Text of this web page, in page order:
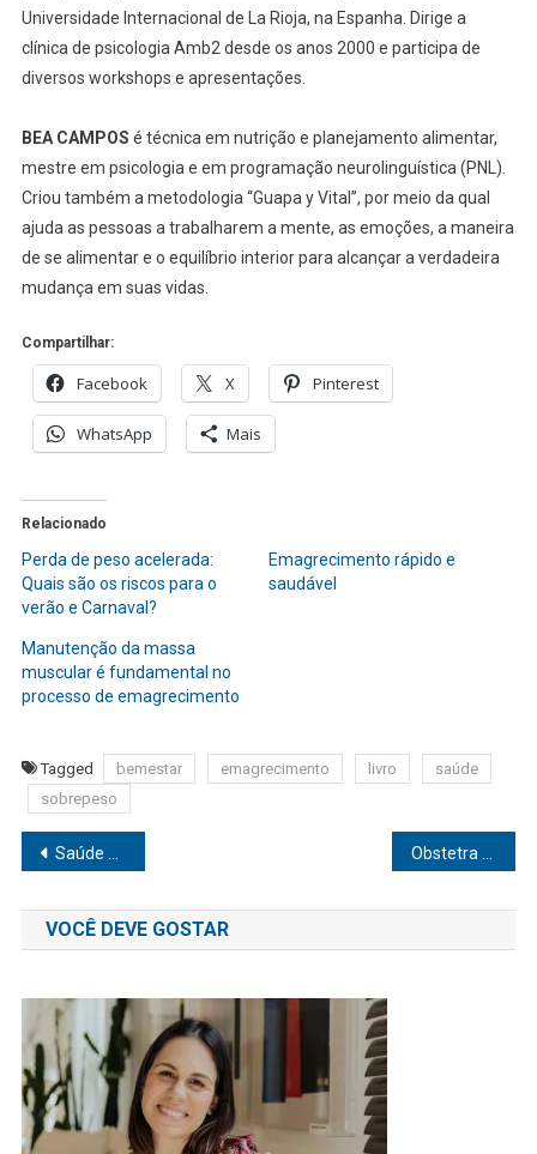
Universidade Internacional de La Rioja, na Espanha. Dirige a
clínica de psicologia Amb2 desde os anos 2000 e participa de
diversos workshops e apresentações.
BEA CAMPOS é técnica em nutrição e planejamento alimentar,
mestre em psicologia e em programação neurolinguística (PNL).
Criou também a metodologia “Guapa y Vital”, por meio da qual
ajuda as pessoas a trabalharem a mente, as emoções, a maneira
de se alimentar e o equilíbrio interior para alcançar a verdadeira
mudança em suas vidas.
Compartilhar:
Facebook X Pinterest
WhatsApp Mais
Relacionado
Perda de peso acelerada:
Quais são os riscos para o
verão e Carnaval?
Emagrecimento rápido e
saudável
Manutenção da massa
muscular é fundamental no
processo de emagrecimento
Tagged bemestar emagrecimento livro
saúde
sobrepeso
Navegação
de
Post
Saúde Pra Já tem presença confirmada no Rio Innovation Week Obstetra explica sobre a SOP, doença da atriz Larissa Manoela
VOCÊ DEVE GOSTAR